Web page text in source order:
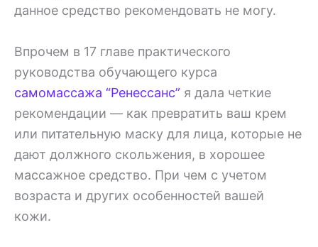
данное средство рекомендовать не могу.
Впрочем в 17 главе практического
руководства обучающего курса
самомассажа “Ренессанс” я дала четкие
рекомендации — как превратить ваш крем
или питательную маску для лица, которые не
дают должного скольжения, в хорошее
массажное средство. При чем с учетом
возраста и других особенностей вашей
кожи.